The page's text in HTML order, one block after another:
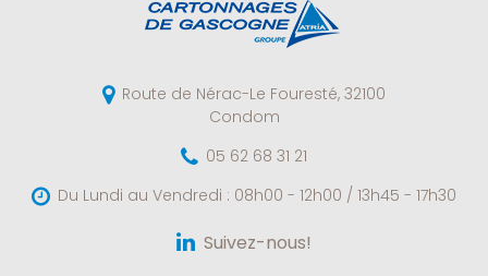
Route de Nérac-Le Fouresté, 32100
Condom
05 62 68 31 21
Du Lundi au Vendredi : 08h00 - 12h00 / 13h45 - 17h30
Suivez-nous!